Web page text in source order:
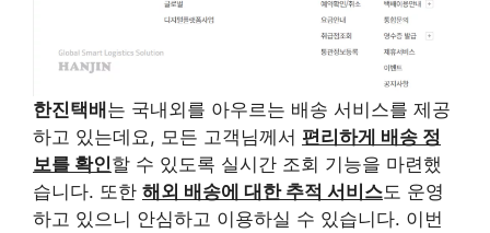
한진택배는 국내외를 아우르는 배송 서비스를 제공
하고 있는데요, 모든 고객님께서 편리하게 배송 정
보를 확인할 수 있도록 실시간 조회 기능을 마련했
습니다. 또한 해외 배송에 대한 추적 서비스도 운영
하고 있으니 안심하고 이용하실 수 있습니다. 이번